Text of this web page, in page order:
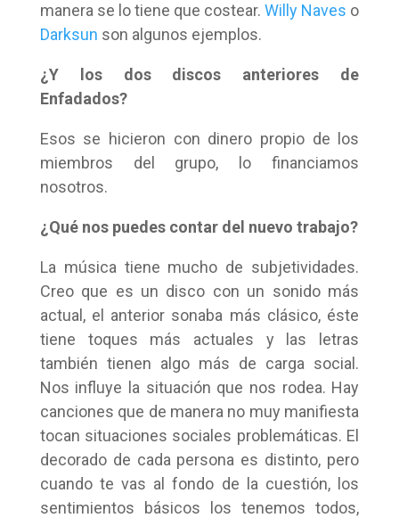
manera se lo tiene que costear.Willy Naves o
Darksun son algunos ejemplos.
¿Y los dos discos anteriores de
Enfadados?
Esos se hicieron con dinero propio de los
miembros del grupo, lo financiamos
nosotros.
¿Qué nos puedes contar del nuevo trabajo?
La música tiene mucho de subjetividades.
Creo que es un disco con un sonido más
actual, el anterior sonaba más clásico, éste
tiene toques más actuales y las letras
también tienen algo más de carga social.
Nos influye la situación que nos rodea. Hay
canciones que de manera no muy manifiesta
tocan situaciones sociales problemáticas. El
decorado de cada persona es distinto, pero
cuando te vas al fondo de la cuestión, los
sentimientos básicos los tenemos todos,